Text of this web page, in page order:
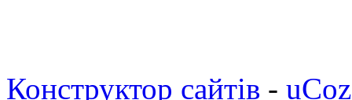
Конструктор сайтів - uCoz